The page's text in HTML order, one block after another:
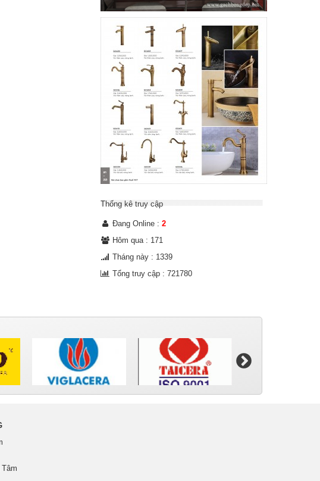
Thống kê truy cập
Đang Online :2
Hôm qua : 171
Tháng này : 1339
Tổng truy cập : 721780